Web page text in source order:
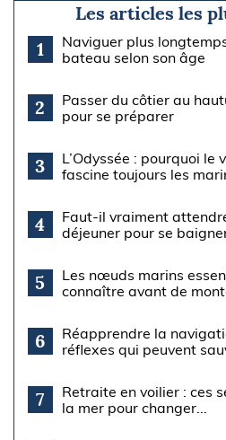
Les articles les
1
Naviguer plus
bateau selon son âge
2
Passer du côtier au
pour se préparer
3
L’Odyssée : pourquoi le
fascine toujours les
4
Faut-il vraiment
déjeuner pour se
5
Les nœuds marins
connaître avant de
6
Réapprendre la
réflexes qui peuvent
7
Retraite en voilier : ces
la mer pour changer...